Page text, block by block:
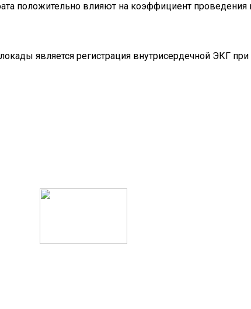
положительно влияют на коэффициент
является регистрация внутрисердечной ЭКГ